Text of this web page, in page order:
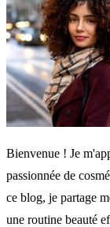
Bienvenue ! Je
passionnée de
ce blog, je partage
une routine beauté